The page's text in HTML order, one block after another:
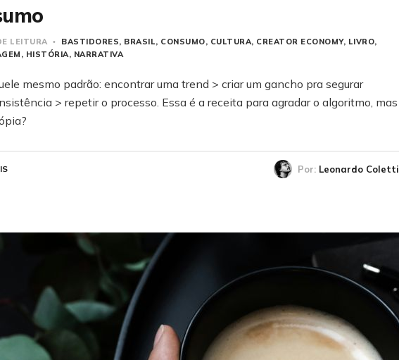
LEITURA BASTIDORES BRASIL CONSUMO CULTURA CREATOR ECONOMY LIVRO
HISTÓRIA NARRATIVA
mesmo padrão: encontrar uma trend > criar um gancho pra segurar
> repetir o processo. Essa é a receita para agradar o algoritmo, mas
Por: Leonardo Coletti